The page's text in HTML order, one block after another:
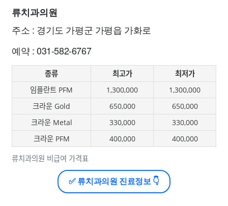
류치과의원
주소 : 경기도 가평군 가평읍 가화로
예약 : 031-582-6767
류치과의원 비급여 가격표
종류 최고가
최저가
임플란트 PFM
1,300,000
1,300,000
크라운 Gold
650,000
650,000
크라운 Metal
330,000
330,000
크라운 PFM
400,000 400,000
✅ 류치과의원 진료정보 👇